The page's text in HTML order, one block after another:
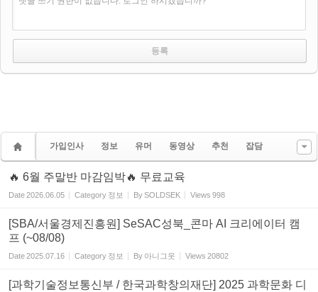
가입인사 정보 유머 동영상 추천 잡담
🔥 6월 주말반 마감임박🔥 무료교육
Date2026.06.05 Category 정보 BySOLDSEK Views 998
[SBA/서울경제진흥원] SeSAC성북_콘마 AI 크리에이터 캠
프 (~08/08)
Date2025.07.16 Category 정보 By 아니그웃 Views 20802
[과학기술정보통신부 / 한국과학창의재단] 2025 과학문화 디